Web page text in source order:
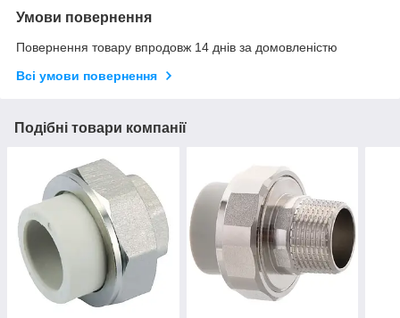
Умови повернення
Повернення товару впродовж 14 днів за домовленістю
Всі умови повернення
Подібні товари компанії